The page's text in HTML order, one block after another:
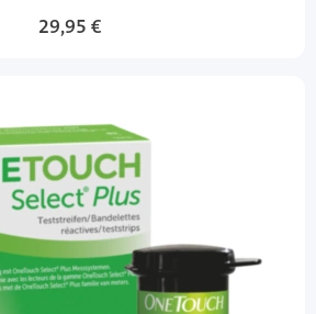
29,95 €